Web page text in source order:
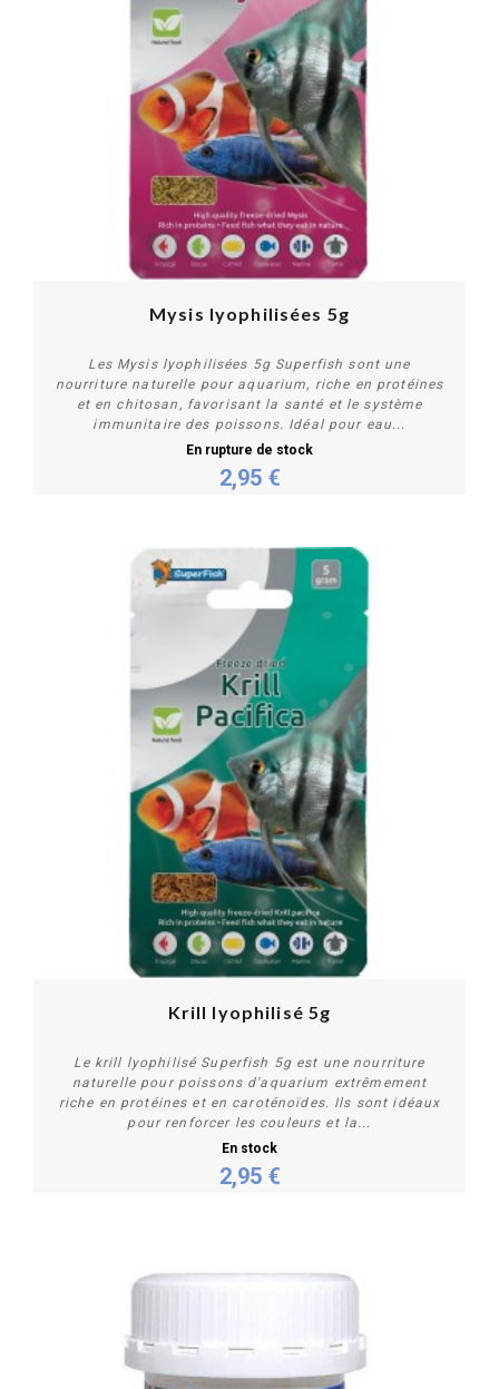
Plus de détails
Mysis lyophilisées 5g
Les Mysis lyophilisées 5g Superfish sont une
nourriture naturelle pour aquarium, riche en protéines
et en chitosan, favorisant la santé et le système
immunitaire des poissons. Idéal pour eau...
En rupture de stock
2,95 €
Acheter
Krill lyophilisé 5g
Le krill lyophilisé Superfish 5g est une nourriture
naturelle pour poissons d'aquarium extrêmement
riche en protéines et en caroténoïdes. Ils sont idéaux
pour renforcer les couleurs et la...
En stock
2,95 €